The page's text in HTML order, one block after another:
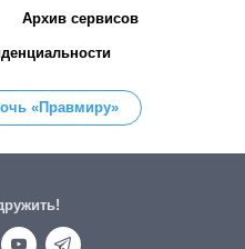
Архив сервисов
«Правмиру»